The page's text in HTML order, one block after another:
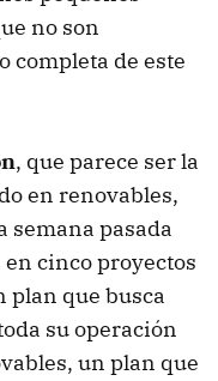
no son
completa de este
, que parece ser la
en renovables,
semana pasada
cinco proyectos
plan que busca
su operación
un plan que